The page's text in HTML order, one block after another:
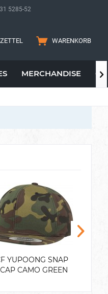
5285-52
WARENKORB
MERCHANDISE 
YUPOONG SNAP
CAMO GREEN